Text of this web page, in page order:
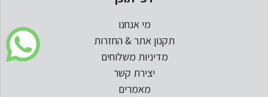
מי אנחנו
תקנון אתר & החזרות
מדיניות משלוחים
יצירת קשר
מאמרים